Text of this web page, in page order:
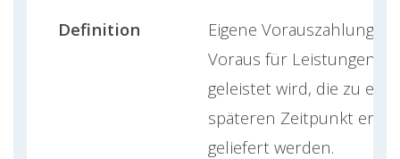
Definition
Eigene Vorauszahlung,
Voraus für Leistungen
geleistet wird, die zu
späteren Zeitpunkt
geliefert werden.